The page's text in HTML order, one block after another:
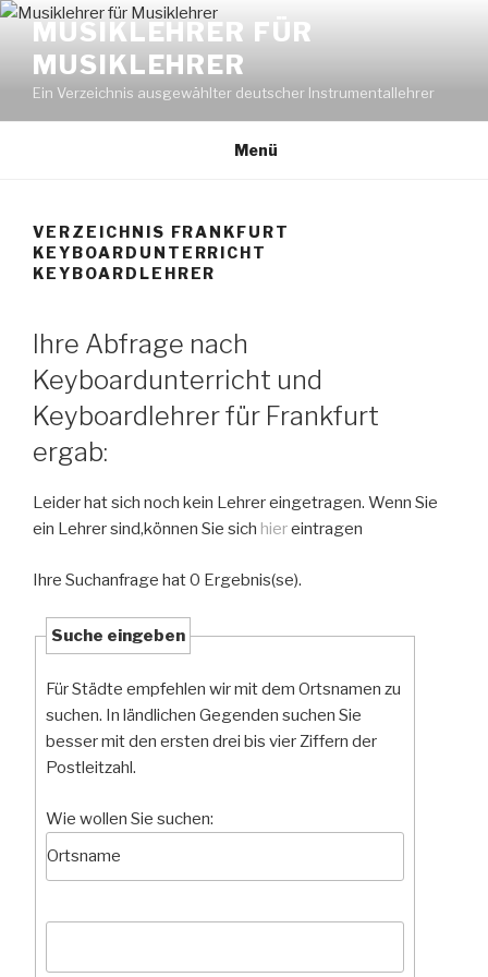
Zum
Inhalt
springen
MUSIKLEHRER FÜR
MUSIKLEHRER
Ein Verzeichnis ausgewählter deutscher Instrumentallehrer
Menü
VERZEICHNIS FRANKFURT
KEYBOARDUNTERRICHT
KEYBOARDLEHRER
Ihre Abfrage nach
Keyboardunterricht und
Keyboardlehrer für Frankfurt
ergab:
Leider hat sich noch kein Lehrer eingetragen. Wenn Sie
ein Lehrer sind,können Sie sich hiereintragen
Ihre Suchanfrage hat 0 Ergebnis(se).
Suche eingeben
Für Städte empfehlen wir mit dem Ortsnamen zu
suchen. In ländlichen Gegenden suchen Sie
besser mit den ersten drei bis vier Ziffern der
Postleitzahl.
Wie wollen Sie suchen: